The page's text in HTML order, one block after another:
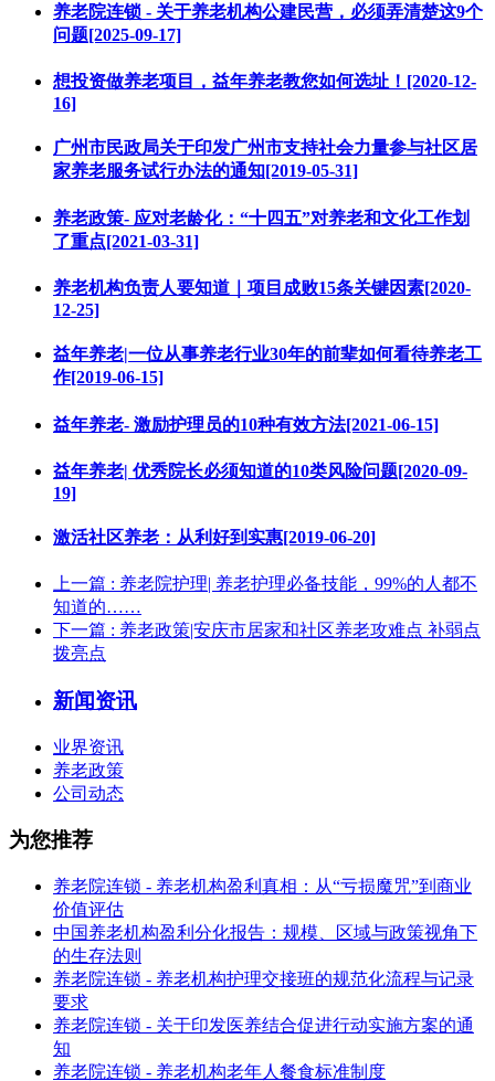
养老院连锁 - 关于养老机构公建民营，必须弄清楚这9个
问题[2025-09-17]
想投资做养老项目，益年养老教您如何选址！[2020-12-
16]
广州市民政局关于印发广州市支持社会力量参与社区居
家养老服务试行办法的通知[2019-05-31]
养老政策- 应对老龄化：“十四五”对养老和文化工作划
了重点[2021-03-31]
养老机构负责人要知道｜项目成败15条关键因素[2020-
12-25]
益年养老|一位从事养老行业30年的前辈如何看待养老工
作[2019-06-15]
益年养老- 激励护理员的10种有效方法[2021-06-15]
益年养老| 优秀院长必须知道的10类风险问题[2020-09-
19]
激活社区养老：从利好到实惠[2019-06-20]
上一篇 : 养老院护理| 养老护理必备技能，99%的人都不
知道的……
下一篇 : 养老政策|安庆市居家和社区养老攻难点 补弱点
拨亮点
新闻资讯
业界资讯
养老政策
公司动态
为您推荐
养老院连锁 - 养老机构盈利真相：从“亏损魔咒”到商业
价值评估
中国养老机构盈利分化报告：规模、区域与政策视角下
的生存法则
养老院连锁 - 养老机构护理交接班的规范化流程与记录
要求
养老院连锁 - 关于印发医养结合促进行动实施方案的通
知
养老院连锁 - 养老机构老年人餐食标准制度